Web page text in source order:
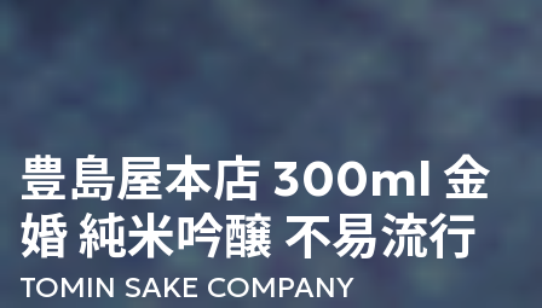
豊島屋本店 300ml 金
婚 純米吟醸 不易流行
TOMIN SAKE COMPANY